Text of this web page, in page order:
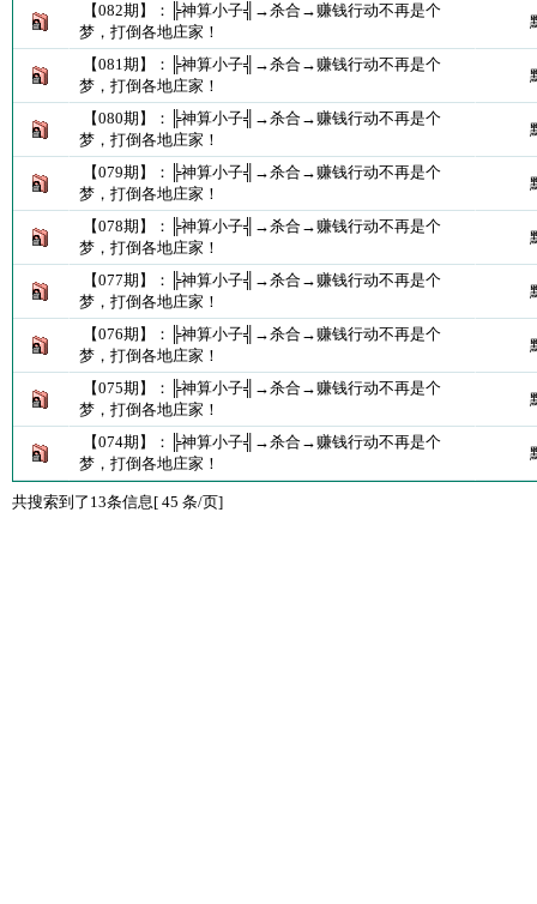
【082期】：╠神算小子╣→杀合→赚钱行动不再是个
梦，打倒各地庄家！
【081期】：╠神算小子╣→杀合→赚钱行动不再是个
梦，打倒各地庄家！
【080期】：╠神算小子╣→杀合→赚钱行动不再是个
梦，打倒各地庄家！
【079期】：╠神算小子╣→杀合→赚钱行动不再是个
梦，打倒各地庄家！
【078期】：╠神算小子╣→杀合→赚钱行动不再是个
梦，打倒各地庄家！
【077期】：╠神算小子╣→杀合→赚钱行动不再是个
梦，打倒各地庄家！
【076期】：╠神算小子╣→杀合→赚钱行动不再是个
梦，打倒各地庄家！
【075期】：╠神算小子╣→杀合→赚钱行动不再是个
梦，打倒各地庄家！
【074期】：╠神算小子╣→杀合→赚钱行动不再是个
梦，打倒各地庄家！
共搜索到了13条信息[ 45 条/页]